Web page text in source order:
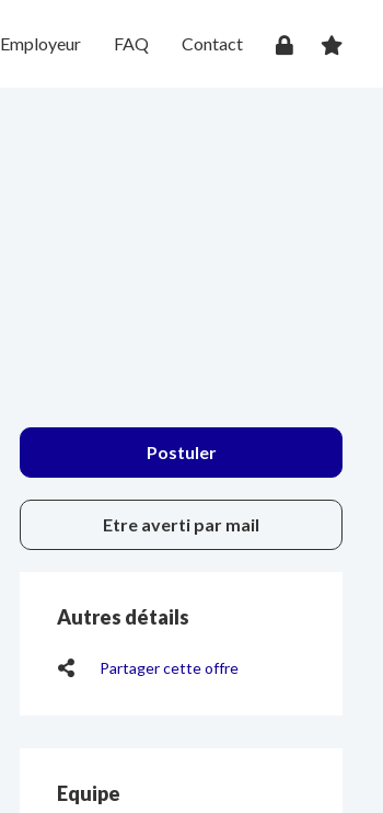
Employeur FAQ Contact
Etre averti par mail
Autres détails
Partager cette offre
Equipe